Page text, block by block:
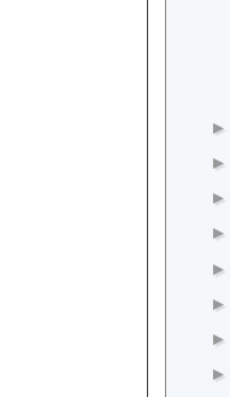
►
►
►
►
►
►
►
►